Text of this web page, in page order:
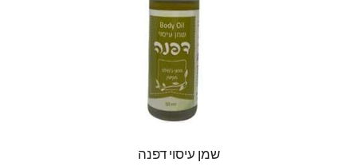
שמן עיסוי דפנה